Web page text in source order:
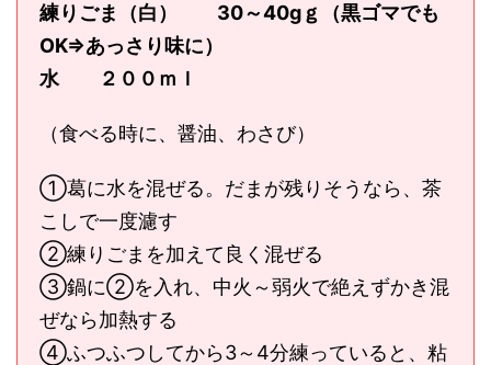
練りごま（白） 30～40gｇ（黒ゴマでも
OK⇒あっさり味に）
水 ２００ｍｌ
（食べる時に、醤油、わさび）
①葛に水を混ぜる。だまが残りそうなら、茶
こしで一度濾す
②練りごまを加えて良く混ぜる
③鍋に②を入れ、中火～弱火で絶えずかき混
ぜなら加熱する
④ふつふつしてから3～4分練っていると、粘